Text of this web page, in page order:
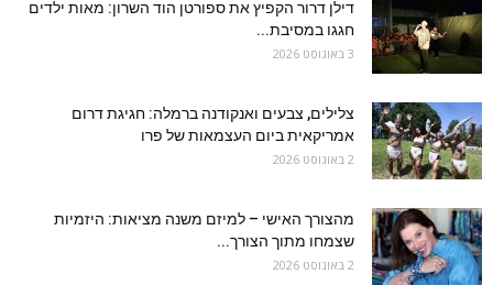
דילן דרור הקפיץ את ספורטן הוד השרון: מאות ילדים
חגגו במסיבת...
3 באוגוסט 2026
צלילים, צבעים ואנקודנה ברמלה: חגיגת דרום
אמריקאית ביום העצמאות של פרו
2 באוגוסט 2026
מהצורך האישי – למיזם משנה מציאות: היזמיות
שצמחו מתוך הצורך...
2 באוגוסט 2026